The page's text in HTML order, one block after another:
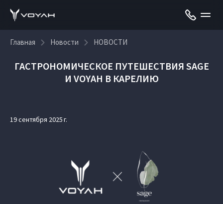
Главная Новости НОВОСТИ
ГАСТРОНОМИЧЕСКОЕ ПУТЕШЕСТВИЯ SAGE
И VOYAH В КАРЕЛИЮ
19 сентября 2025 г.